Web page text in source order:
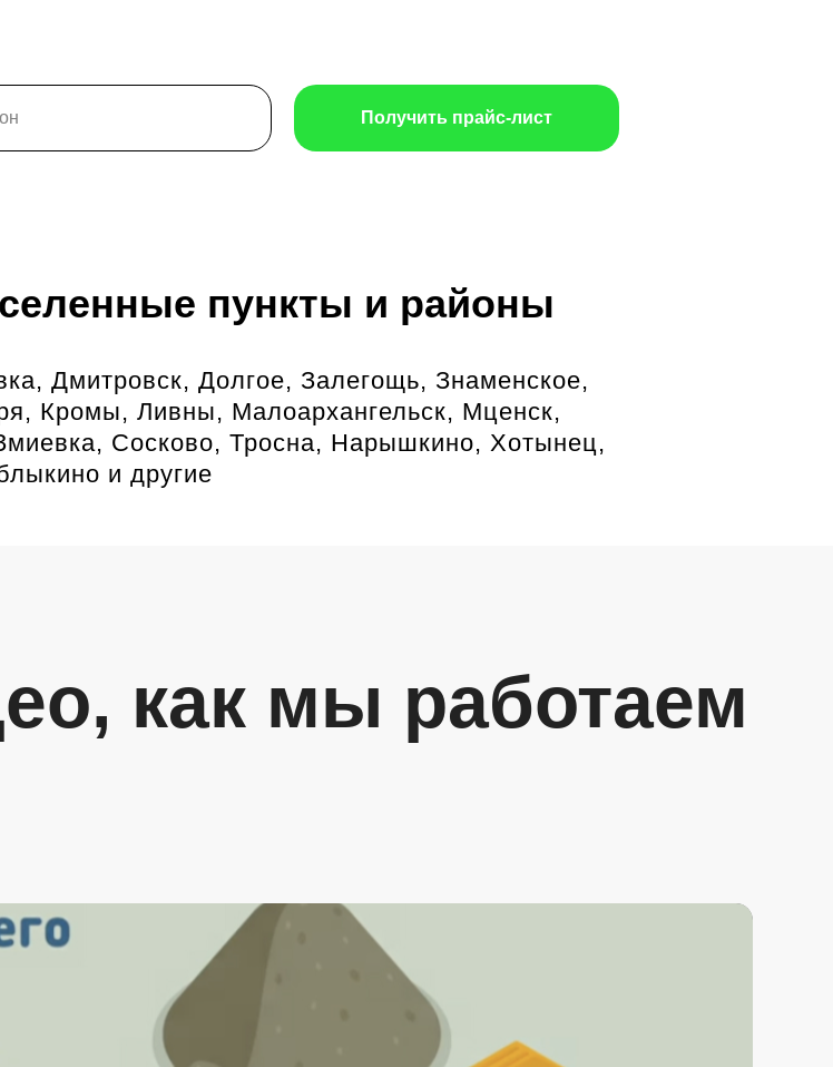
Получить прайс-лист
пункты и районы
Дмитровск, Долгое, Залегощь, Знаменское,
Кромы, Ливны, Малоархангельск, Мценск,
Сосково, Тросна, Нарышкино, Хотынец,
и другие
как мы работаем